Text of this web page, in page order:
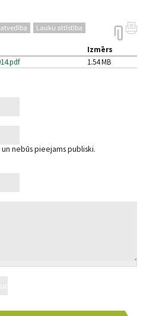
Lauku attīstība
Izmērs
1.54 MB
un nebūs pieejams publiski.